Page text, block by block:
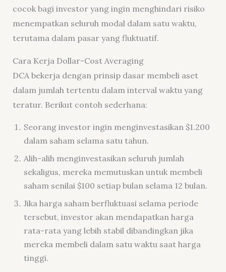
cocok bagi investor yang ingin menghindari risiko
menempatkan seluruh modal dalam satu waktu,
terutama dalam pasar yang fluktuatif.
Cara Kerja Dollar-Cost Averaging
DCA bekerja dengan prinsip dasar membeli aset
dalam jumlah tertentu dalam interval waktu yang
teratur. Berikut contoh sederhana:
Seorang investor ingin menginvestasikan $1.200
dalam saham selama satu tahun.
Alih-alih menginvestasikan seluruh jumlah
sekaligus, mereka memutuskan untuk membeli
saham senilai $100 setiap bulan selama 12 bulan.
Jika harga saham berfluktuasi selama periode
tersebut, investor akan mendapatkan harga
rata-rata yang lebih stabil dibandingkan jika
mereka membeli dalam satu waktu saat harga
tinggi.